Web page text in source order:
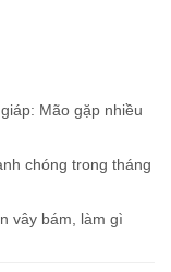
Mão gặp nhiều
chóng trong tháng
vây bám, làm gì